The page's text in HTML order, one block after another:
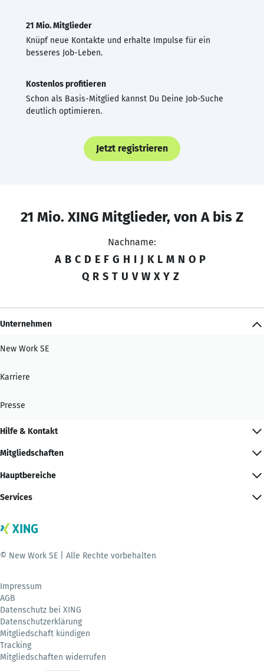
21 Mio. Mitglieder
Knüpf neue Kontakte und erhalte Impulse für ein
besseres Job-Leben.
Kostenlos profitieren
Schon als Basis-Mitglied kannst Du Deine Job-Suche
deutlich optimieren.
Jetzt registrieren
21 Mio. XING Mitglieder, von A bis Z
Nachname:
A B C D E F G H I J K L M N O P
Q R S T U V W X Y Z
Unternehmen
New Work SE
Karriere
Presse
Hilfe & Kontakt
Mitgliedschaften
Hauptbereiche
Services
© New Work SE | Alle Rechte vorbehalten
Impressum
AGB
Datenschutz bei XING
Datenschutzerklärung
Mitgliedschaft kündigen
Tracking
Mitgliedschaften widerrufen